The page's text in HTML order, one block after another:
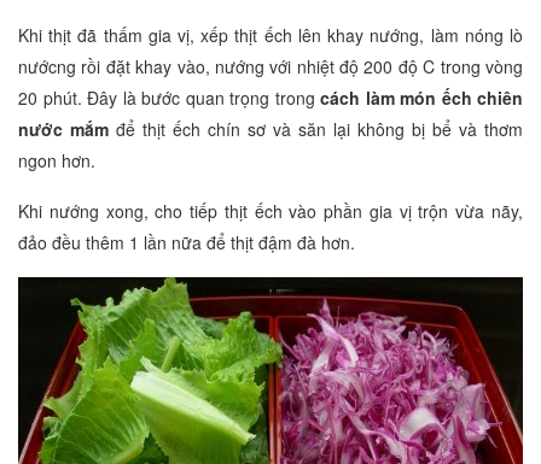
Khi thịt đã thấm gia vị, xếp thịt ếch lên khay nướng, làm nóng lò
nướcng rồi đặt khay vào, nướng với nhiệt độ 200 độ C trong vòng
20 phút. Đây là bước quan trọng trong cách làm món ếch chiên
nước mắm để thịt ếch chín sơ và săn lại không bị bể và thơm
ngon hơn.
Khi nướng xong, cho tiếp thịt ếch vào phần gia vị trộn vừa nãy,
đảo đều thêm 1 lần nữa để thịt đậm đà hơn.